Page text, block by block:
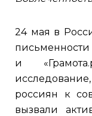
24 мая в
письменности
и
россиян к
вызвали